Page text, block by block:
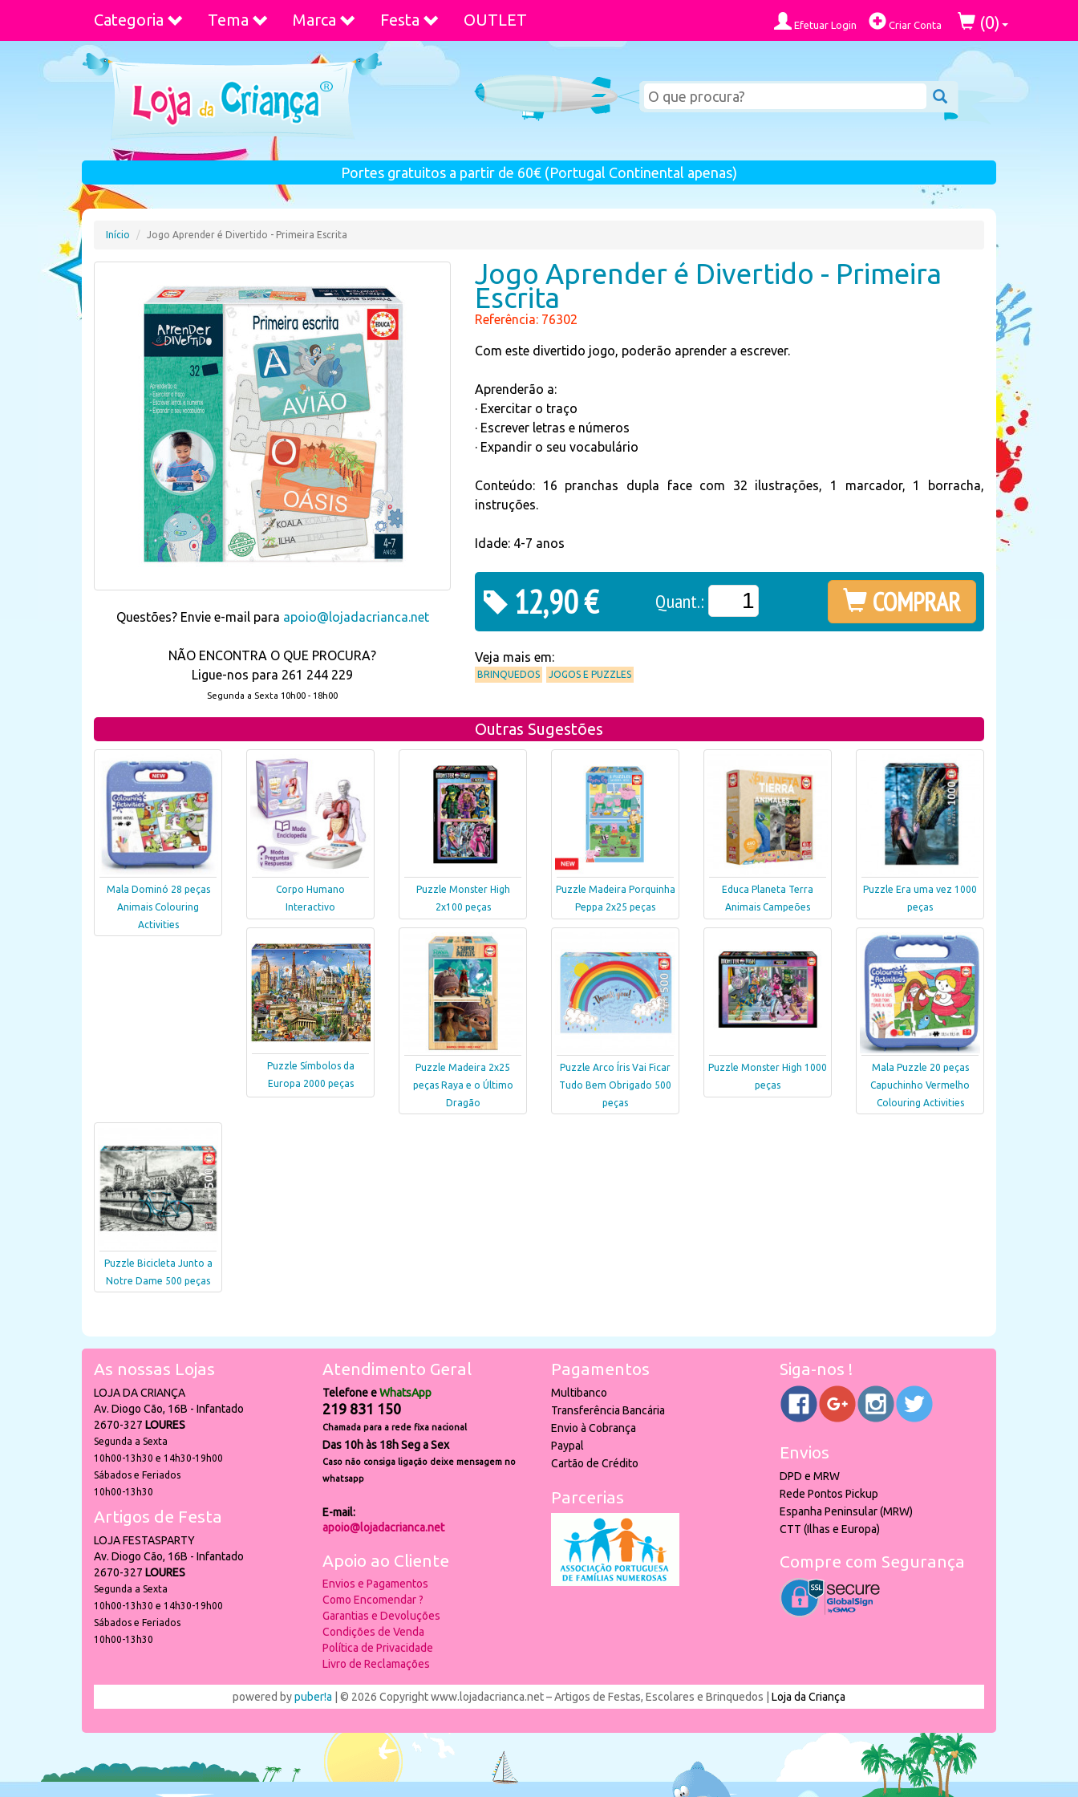
Categoria Tema Marca Festa OUTLET Efetuar Login Criar Conta (0)
Portes gratuitos a partir de 60€ (Portugal Continental apenas)
Início Jogo Aprender é Divertido - Primeira Escrita
Questões? Envie e-mail para apoio@lojadacrianca.net
NÃO ENCONTRA O QUE PROCURA?
Ligue-nos para 261 244 229
Segunda a Sexta 10h00 - 18h00
Jogo Aprender é Divertido - Primeira
Escrita
Referência: 76302
Com este divertido jogo, poderão aprender a escrever.
Aprenderão a:
· Exercitar o traço
· Escrever letras e números
· Expandir o seu vocabulário
Conteúdo: 16 pranchas dupla face com 32 ilustrações, 1 marcador, 1 borracha,
instruções.
Idade: 4-7 anos
12,90 € Quant.: COMPRAR
Veja mais em:
BRINQUEDOS JOGOS E PUZZLES
Outras Sugestões
Mala Dominó 28 peças
Animais Colouring
Activities
Corpo Humano
Interactivo
Puzzle Monster High
2x100 peças
Puzzle Madeira Porquinha
Peppa 2x25 peças
Educa Planeta Terra
Animais Campeões
Puzzle Era uma vez 1000
peças
Puzzle Símbolos da
Europa 2000 peças
Puzzle Madeira 2x25
peças Raya e o Último
Dragão
Puzzle Arco Íris Vai Ficar
Tudo Bem Obrigado 500
peças
Puzzle Monster High 1000
peças
Mala Puzzle 20 peças
Capuchinho Vermelho
Colouring Activities
Puzzle Bicicleta Junto a
Notre Dame 500 peças
As nossas Lojas
LOJA DA CRIANÇA
Av. Diogo Cão, 16B - Infantado
2670-327 LOURES
Segunda a Sexta
10h00-13h30 e 14h30-19h00
Sábados e Feriados
10h00-13h30
Artigos de Festa
LOJA FESTASPARTY
Av. Diogo Cão, 16B - Infantado
2670-327 LOURES
Segunda a Sexta
10h00-13h30 e 14h30-19h00
Sábados e Feriados
10h00-13h30
Atendimento Geral
Telefone eWhatsApp
219 831 150
Chamada para a rede fixa nacional
Das 10h às 18h Seg a Sex
Caso não consiga ligação deixe mensagem no
whatsapp
E-mail:
apoio@lojadacrianca.net
Apoio ao Cliente
Envios e Pagamentos
Como Encomendar ?
Garantias e Devoluções
Condições de Venda
Política de Privacidade
Livro de Reclamações
Pagamentos
Multibanco
Transferência Bancária
Envio à Cobrança
Paypal
Cartão de Crédito
Parcerias
Siga-nos !
Envios
DPD e MRW
Rede Pontos Pickup
Espanha Peninsular (MRW)
CTT (Ilhas e Europa)
Compre com Segurança
powered bypuber!a | © 2026 Copyright www.lojadacrianca.net – Artigos de Festas, Escolares e Brinquedos | Loja da Criança